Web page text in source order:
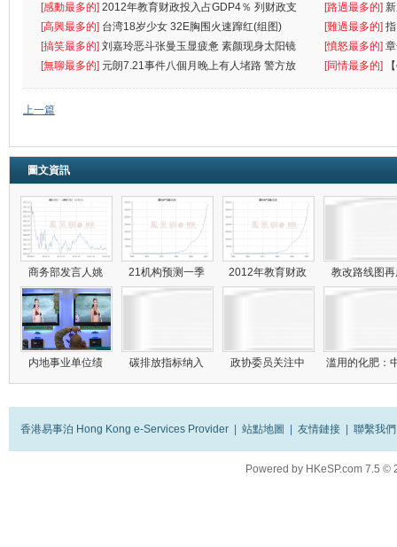
[感動最多的] 2012年教育财政投入占GDP4％ 列财政支
出首位
[路過最多的]
[高興最多的] 台湾18岁少女 32E胸围火速蹿红(组图) [難過最多的]
罪
[搞笑最多的] 刘嘉玲恶斗张曼玉显疲惫 素颜现身太阳镜
遮
[憤怒最多的]
[無聊最多的] 元朗7.21事件八個月晚上有人堵路 警方放
催
[同情最多的]
敗
上一篇
圖文資訊
商务部发言人姚 21机构预测一季 2012年教育财政 教改路线图
内地事业单位绩 碳排放指标纳入 政协委员关注中 滥用的化肥：
香港易事泊 Hong Kong e-Services Provider 站點地圖 友情鏈接 聯繫我們
Powered by HKeSP.com 7.5 ©